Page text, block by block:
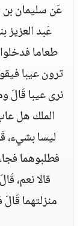
عَن سليمان بن
عَبد العزيز
طعاما
ترون عيبا
نرى عيبا قَالَ
الملك هل
ليسا بشيء،
فطلبوهما
قالا نعم،
منزلتهما